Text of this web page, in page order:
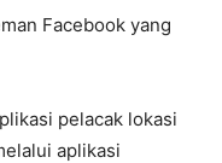
Facebook yang
pelacak lokasi
aplikasi